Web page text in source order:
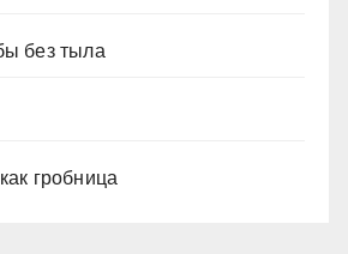
без тыла
гробница